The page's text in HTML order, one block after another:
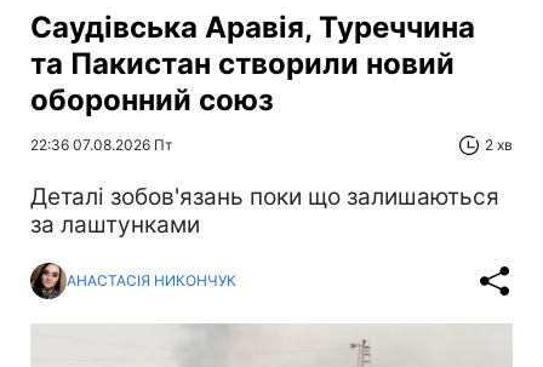
Саудівська Аравія, Туреччина
та Пакистан створили новий
оборонний союз
22:36 07.08.2026 Пт 2 хв
Деталі зобов'язань поки що залишаються
за лаштунками
АНАСТАСІЯ НИКОНЧУК